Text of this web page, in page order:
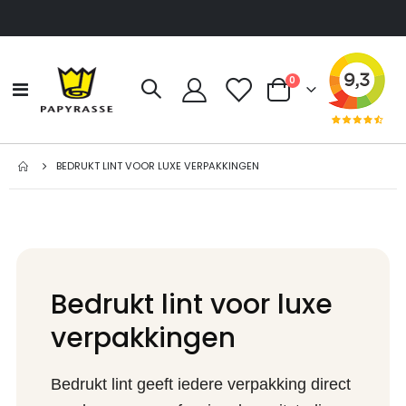
Toggle
Nav
Cart
0producten
BEDRUKT LINT VOOR LUXE VERPAKKINGEN
Bedrukt lint voor luxe
verpakkingen
Bedrukt lint geeft iedere verpakking direct